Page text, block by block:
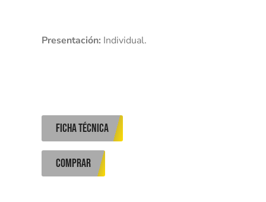
Presentación: Individual.
ficha técnica
COMPRAR